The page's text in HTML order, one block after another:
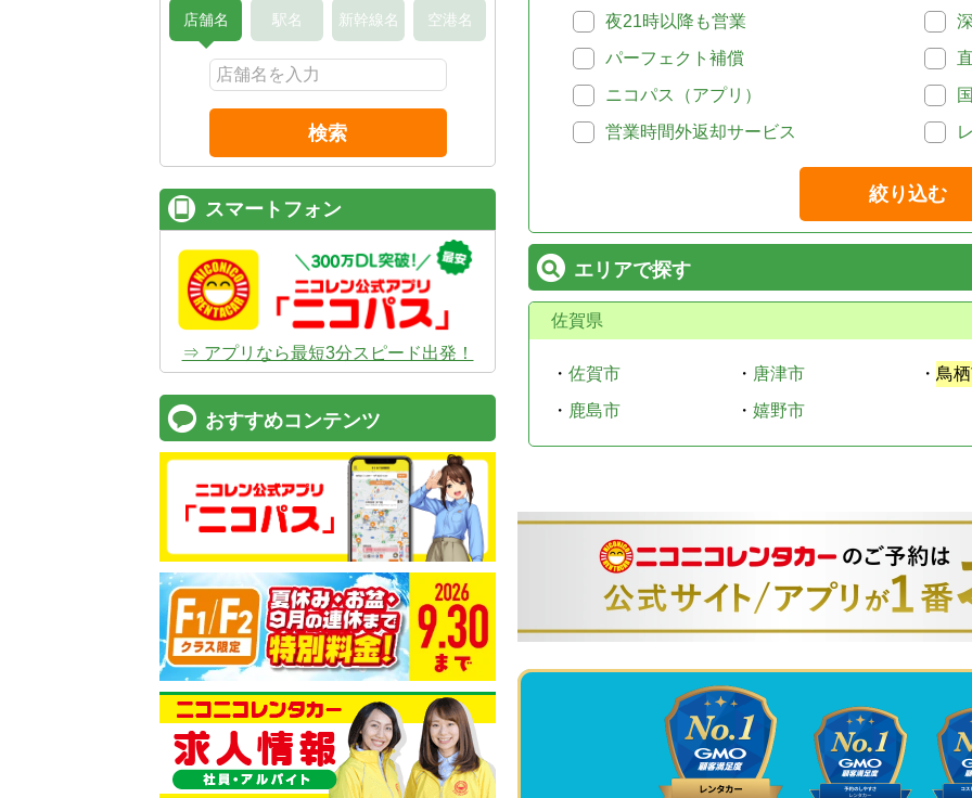
夜21時以降も営業
パーフェクト補償
ニコパス（アプリ）
営業時間外返却サービス
絞り込む
エリアで探す
佐賀県
・ 佐賀市 ・ 唐津市 ・ 鳥
・ 鹿島市 ・ 嬉野市
店舗名 駅名 新幹線名 空港名
検索
スマートフォン
⇒ アプリなら最短3分スピード出発！
おすすめコンテンツ